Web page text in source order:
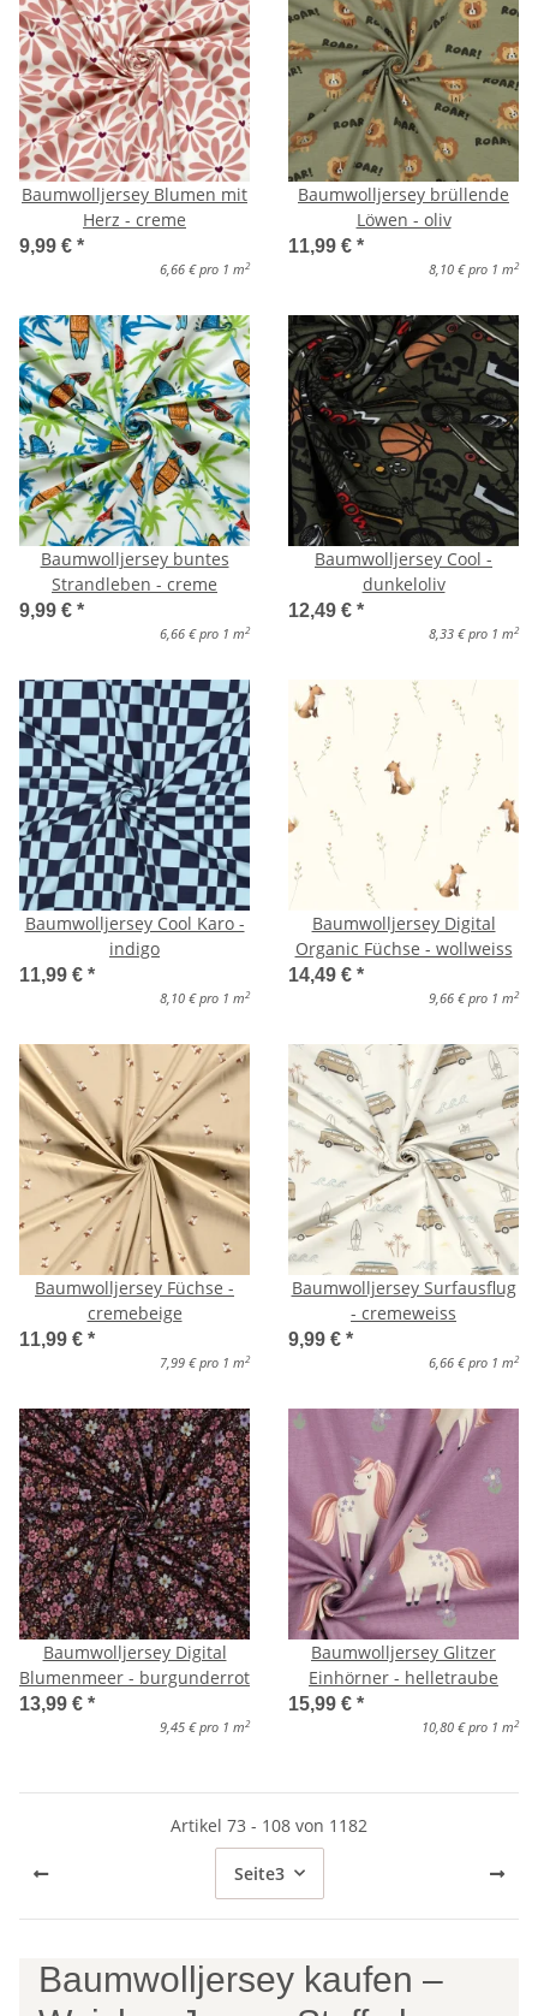
Baumwolljersey Blumen mit
Herz - creme
9,99 € *
6,66 € pro 1 m 2
Baumwolljersey brüllende
Löwen - oliv
11,99 € *
8,10 € pro 1 m 2
Baumwolljersey buntes
Strandleben - creme
9,99 € *
6,66 € pro 1 m 2
Baumwolljersey Cool -
dunkeloliv
12,49 € *
8,33 € pro 1 m 2
Baumwolljersey Cool Karo -
indigo
11,99 € *
8,10 € pro 1 m 2
Baumwolljersey Digital
Organic Füchse - wollweiss
14,49 € *
9,66 € pro 1 m 2
Baumwolljersey Füchse -
cremebeige
11,99 € *
7,99 € pro 1 m 2
Baumwolljersey Surfausflug
- cremeweiss
9,99 € *
6,66 € pro 1 m 2
Baumwolljersey Digital
Blumenmeer - burgunderrot
13,99 € *
9,45 € pro 1 m 2
Baumwolljersey Glitzer
Einhörner - helletraube
15,99 € *
10,80 € pro 1 m 2
Artikel 73 - 108 von 1182
Seite3
Baumwolljersey kaufen –